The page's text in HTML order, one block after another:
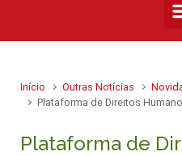
Início Outras Notícias
Plataforma de Direitos
Plataforma de